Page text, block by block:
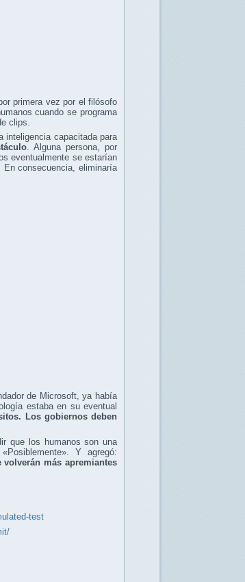
primera vez por el filósofo
cuando se programa
clips.
inteligencia capacitada para
. Alguna persona, por
eventualmente se estarían
En consecuencia, eliminaría
de Microsoft, ya había
estaba en su eventual
Los gobiernos deben
que los humanos son una
Y agregó:
más apremiantes
test